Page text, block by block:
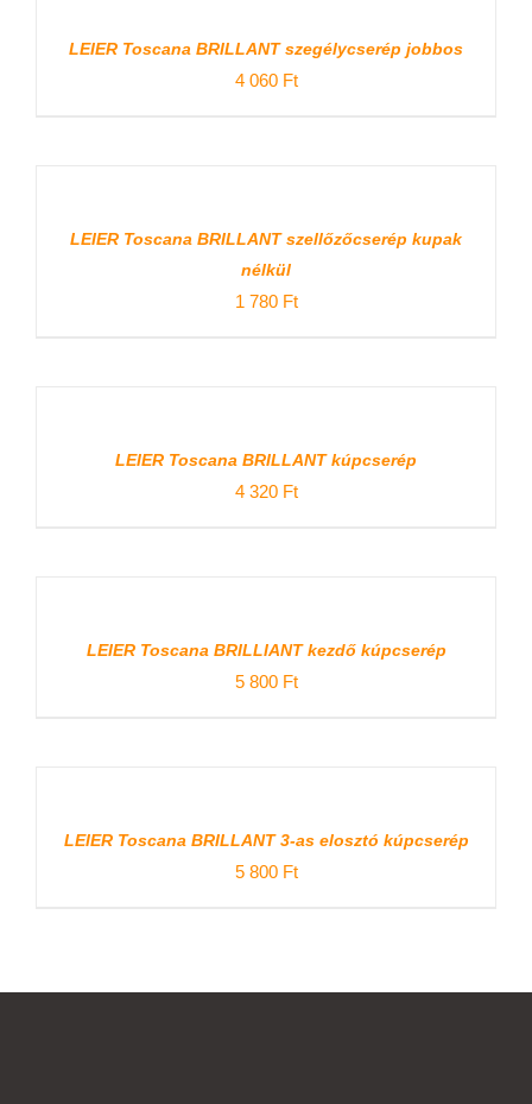
RÉSZLETEK
LEIER Toscana BRILLANT szegélycserép jobbos
4 060 Ft
RÉSZLETEK
LEIER Toscana BRILLANT szellőzőcserép kupak
nélkül
1 780 Ft
RÉSZLETEKLEIER Toscana BRILLANT kúpcserép
4 320 Ft
RÉSZLETEKLEIER Toscana BRILLIANT kezdő kúpcserép
5 800 Ft
RÉSZLETEK
LEIER Toscana BRILLANT 3-as elosztó kúpcserép
5 800 Ft